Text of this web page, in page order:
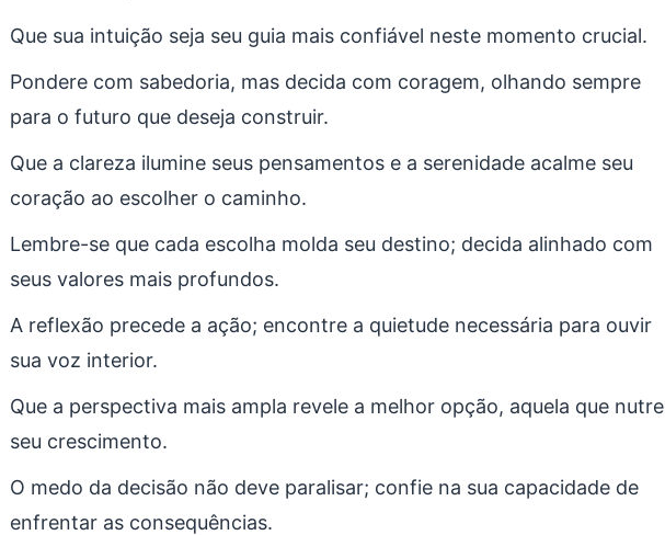
Que sua intuição seja seu guia mais confiável neste momento crucial.
Pondere com sabedoria, mas decida com coragem, olhando sempre
para o futuro que deseja construir.
Que a clareza ilumine seus pensamentos e a serenidade acalme seu
coração ao escolher o caminho.
Lembre-se que cada escolha molda seu destino; decida alinhado com
seus valores mais profundos.
A reflexão precede a ação; encontre a quietude necessária para ouvir
sua voz interior.
Que a perspectiva mais ampla revele a melhor opção, aquela que nutre
seu crescimento.
O medo da decisão não deve paralisar; confie na sua capacidade de
enfrentar as consequências.